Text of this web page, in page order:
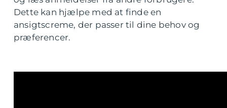
Dette kan hjælpe med at finde en
ansigtscreme, der passer til dine behov og
præferencer.